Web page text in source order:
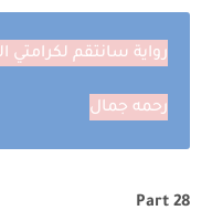
رواية سانتقم
رحمه جمال
Part 28